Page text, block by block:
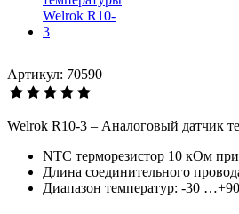
Артикул: 70590
Welrok R10-3 – Аналоговый датчик
NTC терморезистор 10 кОм
Длина соединительного
Диапазон температур: -30